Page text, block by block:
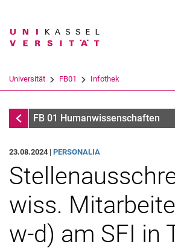
Suchbegriff
Suchen (öffnet
Universität FB01 Infothek
InfothekFB 01 Humanwissenschaften
23.08.2024 | PERSONALIA
wiss.
w-d) am SFI in